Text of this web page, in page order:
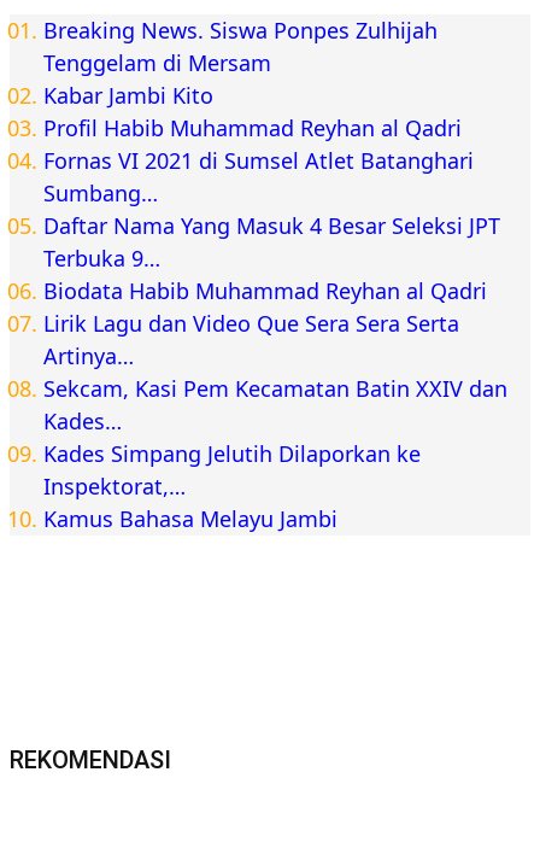
Breaking News. Siswa Ponpes Zulhijah
Tenggelam di Mersam
Kabar Jambi Kito
Profil Habib Muhammad Reyhan al Qadri
Fornas VI 2021 di Sumsel Atlet Batanghari
Sumbang…
Daftar Nama Yang Masuk 4 Besar Seleksi JPT
Terbuka 9…
Biodata Habib Muhammad Reyhan al Qadri
Lirik Lagu dan Video Que Sera Sera Serta
Artinya…
Sekcam, Kasi Pem Kecamatan Batin XXIV dan
Kades…
Kades Simpang Jelutih Dilaporkan ke
Inspektorat,…
Kamus Bahasa Melayu Jambi
REKOMENDASI